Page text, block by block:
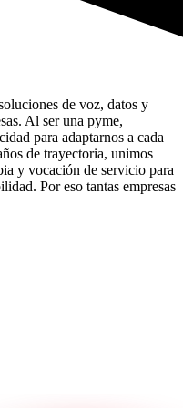
de voz, datos y
Al ser una pyme,
para adaptarnos a cada
de trayectoria, unimos
y vocación de servicio para
Por eso tantas empresas